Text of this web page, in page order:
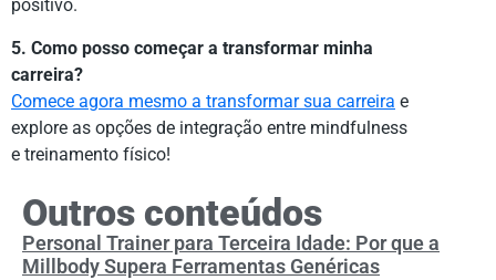
positivo.
5. Como posso começar a transformar minha
carreira?
Comece agora mesmo a transformar sua carreira e
explore as opções de integração entre mindfulness
e treinamento físico!
Outros conteúdos
Personal Trainer para Terceira Idade: Por que a
Millbody Supera Ferramentas Genéricas